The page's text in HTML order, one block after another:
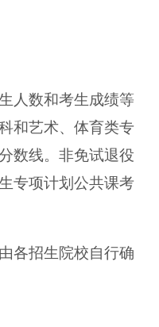
人数和考生成绩等
和艺术、体育类专
数线。非免试退役
专项计划公共课考
各招生院校自行确